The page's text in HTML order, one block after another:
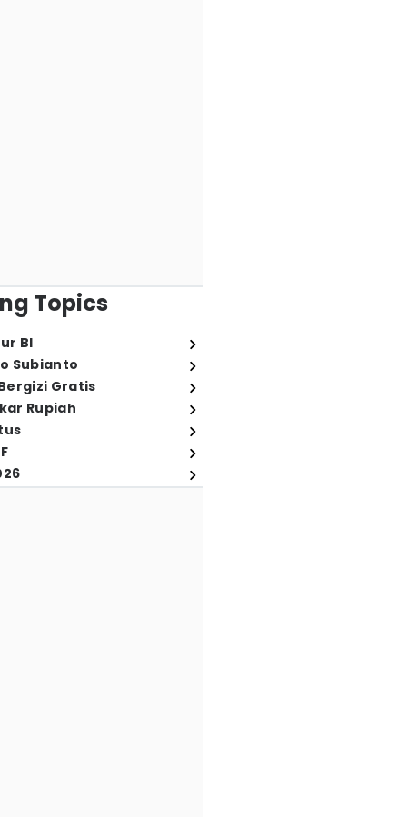
Topics
BI
Subianto
Gratis
Rupiah